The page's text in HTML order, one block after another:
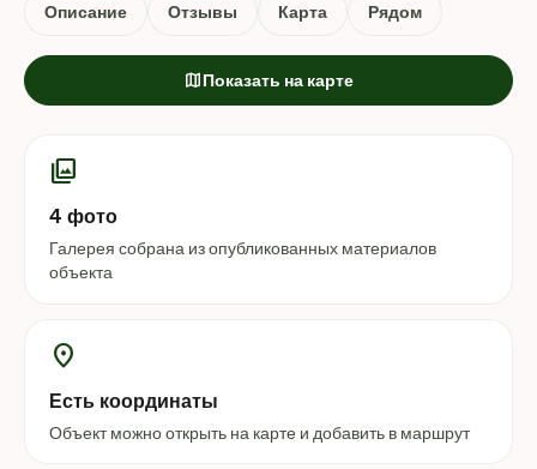
Описание Отзывы Карта Рядом
mapПоказать на карте
photo_library
4 фото
Галерея собрана из опубликованных материалов
объекта
location_on
Есть координаты
Объект можно открыть на карте и добавить в маршрут